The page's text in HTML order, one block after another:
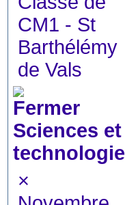
CM1 - St
Barthélémy
de Vals
Sciences et
technologie
×